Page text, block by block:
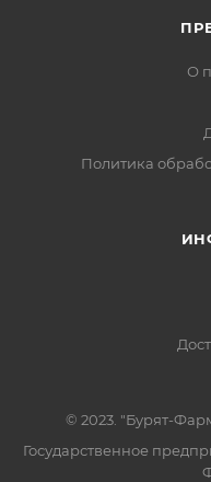
О
Политика
© 2023. "Бурят-
Государственное